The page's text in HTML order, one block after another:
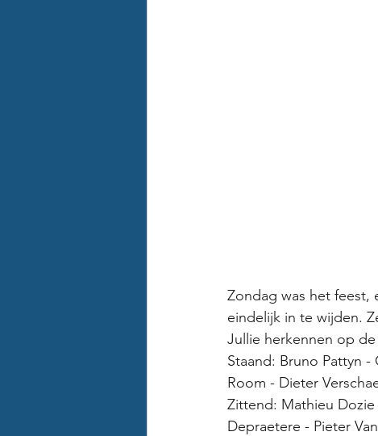
Zondag was het feest,
eindelijk in te wijden.
Jullie herkennen op
Staand: Bruno Pattyn
Room - Dieter
Zittend: Mathieu Dozie
Depraetere - Pieter